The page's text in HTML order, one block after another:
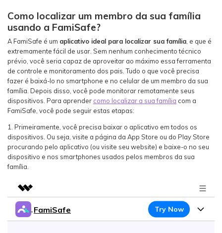
Como localizar um membro da sua família
usando a FamiSafe?
A FamiSafe é um aplicativo ideal para localizar sua família , e que é
extremamente fácil de usar. Sem nenhum conhecimento técnico
prévio, você seria capaz de aproveitar ao máximo essa ferramenta
de controle e monitoramento dos pais. Tudo o que você precisa
fazer é baixá-lo no smartphone e no celular de um membro da sua
família. Depois disso, você pode monitorar remotamente seus
dispositivos. Para aprender como localizar a sua família com a
FamiSafe, você pode seguir estas etapas:
1. Primeiramente, você precisa baixar o aplicativo em todos os
dispositivos. Ou seja, visite a página da App Store ou do Play Store
procurando pelo aplicativo (ou visite seu website) e baixe-o no seu
dispositivo e nos smartphones usados pelos membros da sua
família.
Featured Products
FamiSafe Try Now